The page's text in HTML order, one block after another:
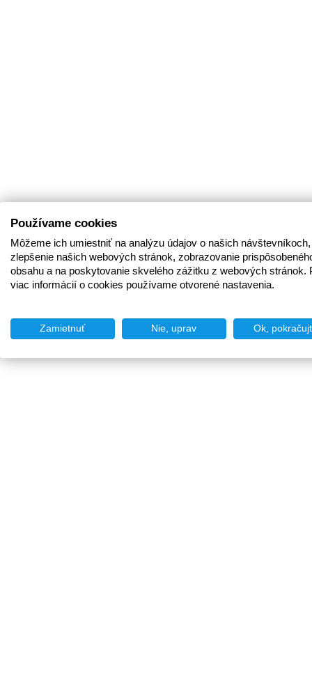
Používame cookies
Môžeme ich umiestniť na analýzu údajov o našich
zlepšenie našich webových stránok, zobrazovanie
obsahu a na poskytovanie skvelého zážitku z webových stránok.
viac informácií o cookies používame otvorené nastavenia.
Zamietnuť Nie, uprav Ok,